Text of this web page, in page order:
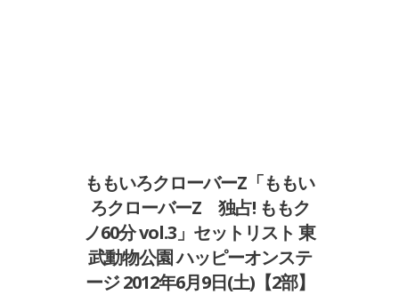
ももいろクローバーZ「ももい
ろクローバーZ 独占! ももク
ノ60分 vol.3」セットリスト 東
武動物公園 ハッピーオンステ
ージ 2012年6月9日(土)【2部】